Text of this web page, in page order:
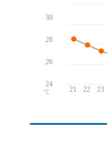
21 22 23
30
28
26
24
℃